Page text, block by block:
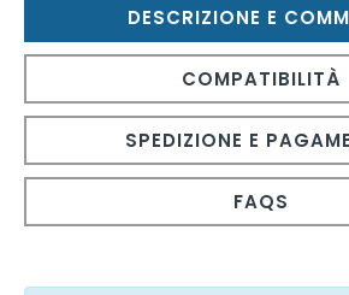
DESCRIZIONE E
COMPATIBILITÀ
SPEDIZIONE E
FAQS